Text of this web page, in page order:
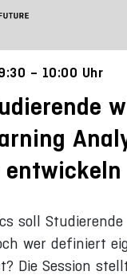
– 10:00 Uhr
entwickeln
soll Studierende
wer definiert
Die Session